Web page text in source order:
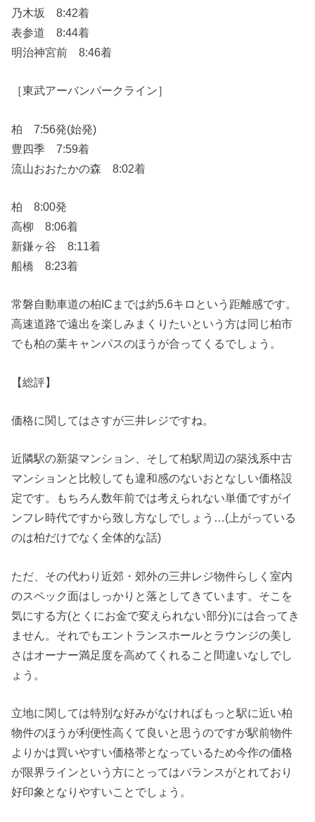
乃木坂 8:42着
表参道 8:44着
明治神宮前 8:46着
［東武アーバンパークライン］
柏 7:56発(始発)
豊四季 7:59着
流山おおたかの森 8:02着
柏 8:00発
高柳 8:06着
新鎌ヶ谷 8:11着
船橋 8:23着
常磐自動車道の柏ICまでは約5.6キロという距離感です。
高速道路で遠出を楽しみまくりたいという方は同じ柏市
でも柏の葉キャンパスのほうが合ってくるでしょう。
【総評】
価格に関してはさすが三井レジですね。
近隣駅の新築マンション、そして柏駅周辺の築浅系中古
マンションと比較しても違和感のないおとなしい価格設
定です。もちろん数年前では考えられない単価ですがイ
ンフレ時代ですから致し方なしでしょう…(上がっている
のは柏だけでなく全体的な話)
ただ、その代わり近郊・郊外の三井レジ物件らしく室内
のスペック面はしっかりと落としてきています。そこを
気にする方(とくにお金で変えられない部分)には合ってき
ません。それでもエントランスホールとラウンジの美し
さはオーナー満足度を高めてくれること間違いなしでし
ょう。
立地に関しては特別な好みがなければもっと駅に近い柏
物件のほうが利便性高くて良いと思うのですが駅前物件
よりかは買いやすい価格帯となっているため今作の価格
が限界ラインという方にとってはバランスがとれており
好印象となりやすいことでしょう。